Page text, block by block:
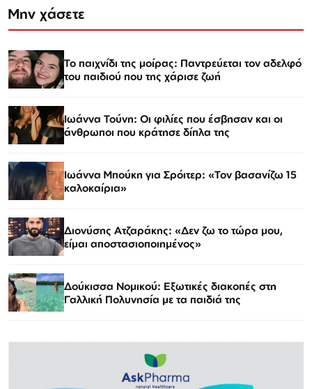
Μην χάσετε
Το παιχνίδι της μοίρας: Παντρεύεται τον αδελφό
του παιδιού που της χάρισε ζωή
Ιωάννα Τούνη: Οι φιλίες που έσβησαν και οι
άνθρωποι που κράτησε δίπλα της
Ιωάννα Μπούκη για Σρόιτερ: «Τον βασανίζω 15
καλοκαίρια»
Διονύσης Ατζαράκης: «Δεν ζω το τώρα μου,
είμαι αποστασιοποιημένος»
Δούκισσα Νομικού: Εξωτικές διακοπές στη
Γαλλική Πολυνησία με τα παιδιά της